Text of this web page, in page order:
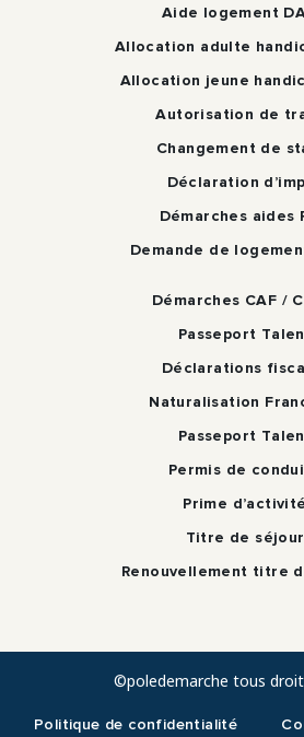
Aide logement
Allocation adulte
Allocation jeune
Autorisation de
Changement de
Déclaration
Démarches aides
Demande de
Démarches CAF /
Passeport
Déclarations
Naturalisation
Passeport
Permis de
Prime d’activité
Titre de séjour
Renouvellement titre
©poledemarche tous
Politique de confidentialité